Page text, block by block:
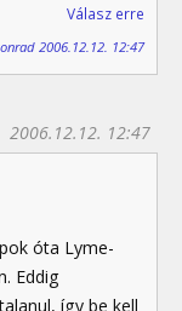
Válasz erre
2006.12.12. 12:47
2006.12.12. 12:47
óta Lyme-
Eddig
így be kell